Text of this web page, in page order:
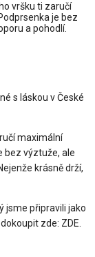
vršku ti zaručí
je bez
a pohodlí.
s láskou v České
maximální
bez výztuže, ale
krásně drží,
jsme připravili jako
zde: ZDE.